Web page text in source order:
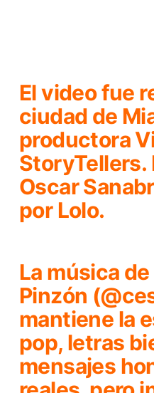
El video fue
ciudad de
productora
StoryTellers.
Oscar
por Lolo.
La música de
Pinzón
mantiene la
pop, letras
mensajes